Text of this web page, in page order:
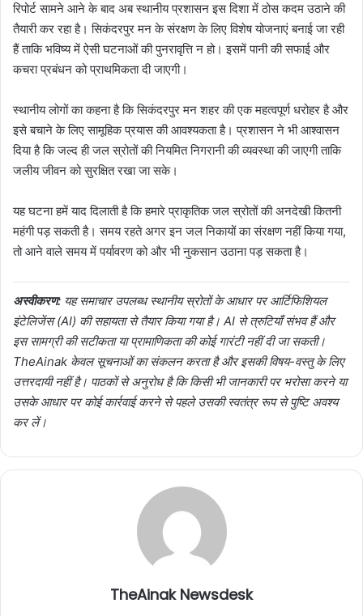
रिपोर्ट सामने आने के बाद अब स्थानीय प्रशासन इस दिशा में ठोस कदम उठाने की
तैयारी कर रहा है। सिकंदरपुर मन के संरक्षण के लिए विशेष योजनाएं बनाई जा रही
हैं ताकि भविष्य में ऐसी घटनाओं की पुनरावृत्ति न हो। इसमें पानी की सफाई और
कचरा प्रबंधन को प्राथमिकता दी जाएगी।
स्थानीय लोगों का कहना है कि सिकंदरपुर मन शहर की एक महत्वपूर्ण धरोहर है और
इसे बचाने के लिए सामूहिक प्रयास की आवश्यकता है। प्रशासन ने भी आश्वासन
दिया है कि जल्द ही जल स्रोतों की नियमित निगरानी की व्यवस्था की जाएगी ताकि
जलीय जीवन को सुरक्षित रखा जा सके।
यह घटना हमें याद दिलाती है कि हमारे प्राकृतिक जल स्रोतों की अनदेखी कितनी
महंगी पड़ सकती है। समय रहते अगर इन जल निकायों का संरक्षण नहीं किया गया,
तो आने वाले समय में पर्यावरण को और भी नुकसान उठाना पड़ सकता है।
अस्वीकरण: यह समाचार उपलब्ध स्थानीय स्रोतों के आधार पर आर्टिफिशियल
इंटेलिजेंस (AI) की सहायता से तैयार किया गया है। AI से त्रुटियाँ संभव हैं और
इस सामग्री की सटीकता या प्रामाणिकता की कोई गारंटी नहीं दी जा सकती।
TheAinak केवल सूचनाओं का संकलन करता है और इसकी विषय-वस्तु के लिए
उत्तरदायी नहीं है। पाठकों से अनुरोध है कि किसी भी जानकारी पर भरोसा करने या
उसके आधार पर कोई कार्रवाई करने से पहले उसकी स्वतंत्र रूप से पुष्टि अवश्य
कर लें।
TheAinak Newsdesk